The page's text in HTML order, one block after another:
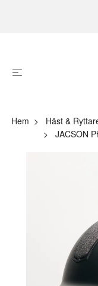
Hem Häst &
JACSON